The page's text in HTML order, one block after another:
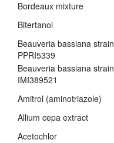
Bordeaux mixture
Bitertanol
Beauveria bassiana strain
PPRI5339
Beauveria bassiana strain
IMI389521
Amitrol (aminotriazole)
Allium cepa extract
Acetochlor